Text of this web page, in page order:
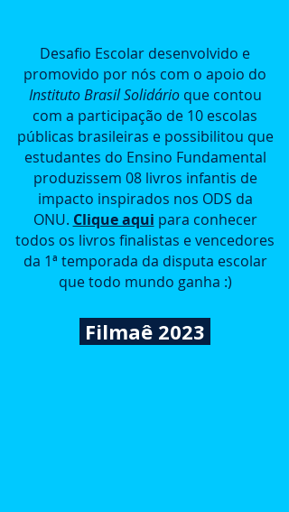
Desafio Escolar desenvolvido e
promovido por nós com o apoio do
Instituto Brasil Solidárioque contou
com a participação de 10 escolas
públicas brasileiras e possibilitou que
estudantes do Ensino Fundamental
produzissem 08 livros infantis de
impacto inspirados nos ODS da
ONU. Clique aqui para conhecer
todos os livros finalistas e vencedores
da 1ª temporada da disputa escolar
que todo mundo ganha :)
Filmaê 2023